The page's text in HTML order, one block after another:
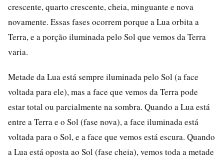
crescente, quarto crescente, cheia, minguante e nova
novamente. Essas fases ocorrem porque a Lua orbita a
Terra, e a porção iluminada pelo Sol que vemos da Terra
varia.
Metade da Lua está sempre iluminada pelo Sol (a face
voltada para ele), mas a face que vemos da Terra pode
estar total ou parcialmente na sombra. Quando a Lua está
entre a Terra e o Sol (fase nova), a face iluminada está
voltada para o Sol, e a face que vemos está escura. Quando
a Lua está oposta ao Sol (fase cheia), vemos toda a metade